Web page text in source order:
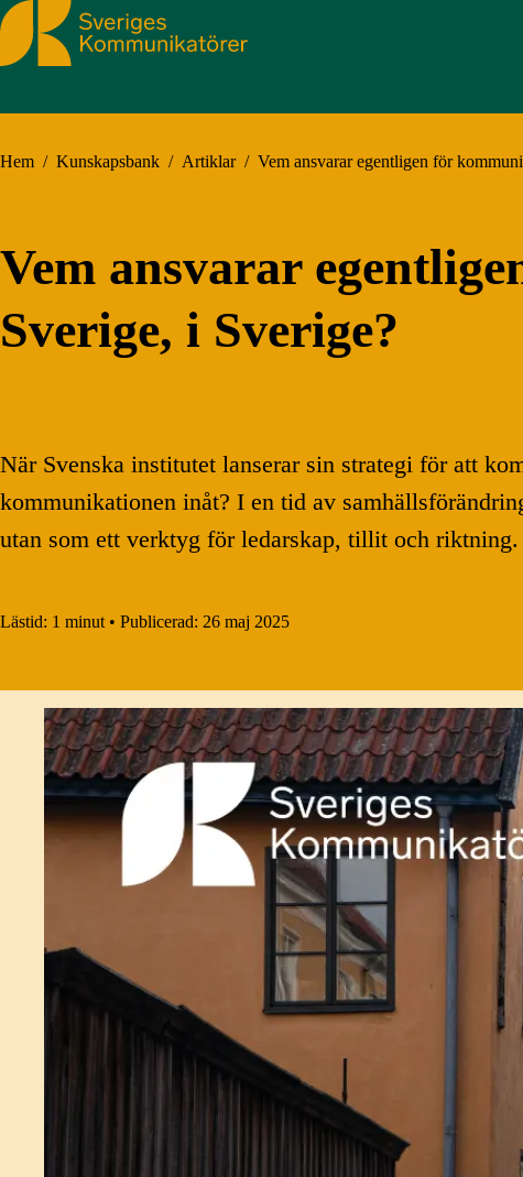
Sveriges Kommunikatörer
Hem / Kunskapsbank / Artiklar / Vem ansvarar egentligen för
Vem ansvarar
Sverige, i Sverige?
När Svenska institutet lanserar sin strategi för att
kommunikationen inåt? I en tid av
utan som ett verktyg för ledarskap, tillit och riktning.
Lästid: 1 minut • Publicerad: 26 maj 2025